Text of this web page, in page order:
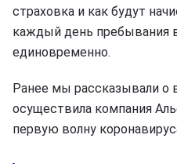
страховка и как будут
каждый день пребывания
единовременно.
Ранее мы рассказывали о
осуществила компания
первую волну